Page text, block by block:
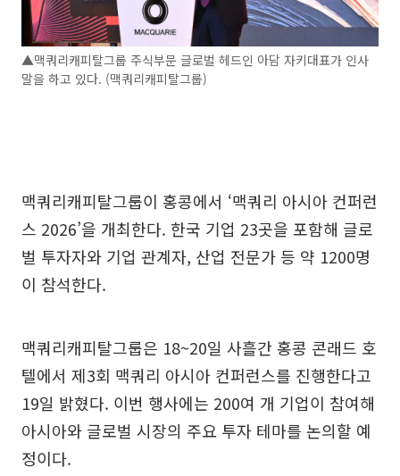
▲맥쿼리캐피탈그룹 주식부문 글로벌 헤드인 아담 자키대표가 인사
말을 하고 있다. (맥쿼리캐피탈그룹)
맥쿼리캐피탈그룹이 홍콩에서 ‘맥쿼리 아시아 컨퍼런
스 2026’을 개최한다. 한국 기업 23곳을 포함해 글로
벌 투자자와 기업 관계자, 산업 전문가 등 약 1200명
이 참석한다.
맥쿼리캐피탈그룹은 18~20일 사흘간 홍콩 콘래드 호
텔에서 제3회 맥쿼리 아시아 컨퍼런스를 진행한다고
19일 밝혔다. 이번 행사에는 200여 개 기업이 참여해
아시아와 글로벌 시장의 주요 투자 테마를 논의할 예
정이다.